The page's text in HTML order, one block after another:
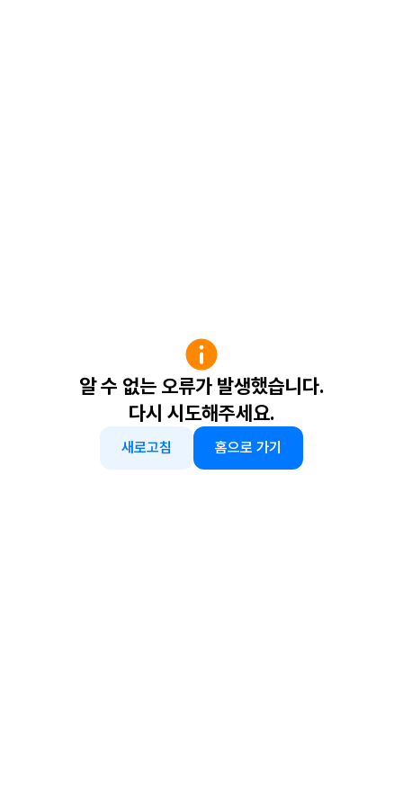
알 수 없는 오류가 발생했습니다.
다시 시도해주세요.
새로고침 홈으로 가기